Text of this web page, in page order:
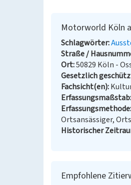
Motorworld Köln
Schlagwörter
Straße /
Ort 50829 Köln -
Gesetzlich
Fachsicht(en)
Erfassungsmaßstab
Erfassungsmethode
Ortsansässiger,
Historischer
Empfohlene